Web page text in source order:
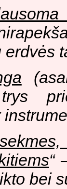
erdvės
“
bei